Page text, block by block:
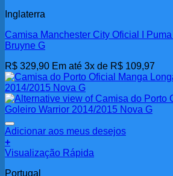
Inglaterra
Camisa Manchester City Oficial I
Bruyne G
R$ 329,90 Em até 3x de R$ 109,97
Adicionar aos meus desejos
+
Visualização Rápida
Portugal